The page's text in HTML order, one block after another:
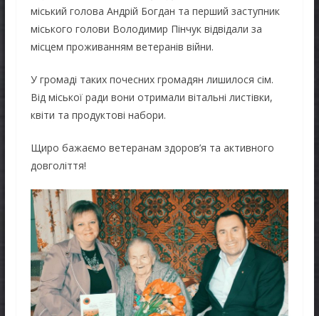
міський голова Андрій Богдан та перший заступник
міського голови Володимир Пінчук відвідали за
місцем проживанням ветеранів війни.
У громаді таких почесних громадян лишилося сім.
Від міської ради вони отримали вітальні листівки,
квіти та продуктові набори.
Щиро бажаємо ветеранам здоров’я та активного
довголіття!